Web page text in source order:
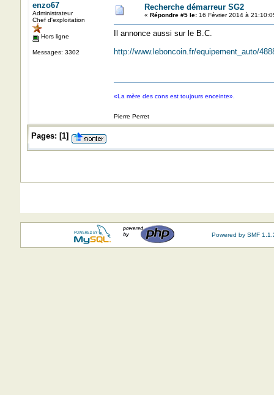
enzo67
Administrateur
Chef d'exploitation
Hors ligne
Messages: 3302
Recherche démarreur SG2
« Répondre #5 le:16 Février 2014 à
Il annonce aussi sur le B.C.
http://www.leboncoin.fr/equipement_auto/
«La mère des cons est toujours enceinte».
Pierre Perret
Pages: [1]
Powered by SMF